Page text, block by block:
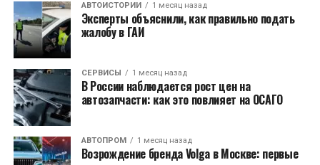
АВТОИСТОРИИ 1 месяц назад
Эксперты объяснили, как правильно подать
жалобу в ГАИ
СЕРВИСЫ 1 месяц назад
В России наблюдается рост цен на
автозапчасти: как это повлияет на ОСАГО
АВТОПРОМ 1 месяц назад
Возрождение бренда Volga в Москве: первые